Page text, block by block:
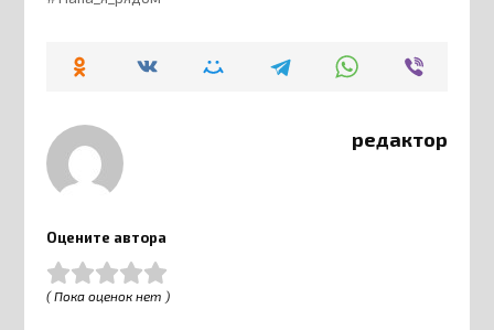
редактор
Оцените автора
( Пока оценок нет )